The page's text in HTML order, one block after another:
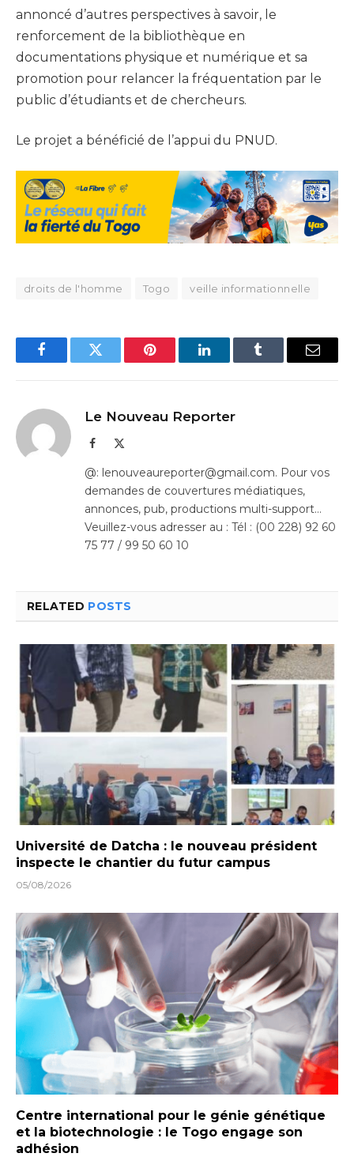
annoncé d’autres perspectives à savoir, le
renforcement de la bibliothèque en
documentations physique et numérique et sa
promotion pour relancer la fréquentation par le
public d’étudiants et de chercheurs.
Le projet a bénéficié de l’appui du PNUD.
droits de l'homme Togo veille informationnelle
FacebookTwitter Pinterest LinkedInTumblr Email
Le Nouveau Reporter
Facebook
@: lenouveaureporter@gmail.com. Pour vos
demandes de couvertures médiatiques,
annonces, pub, productions multi-support…
Veuillez-vous adresser au : Tél : (00 228) 92 60
75 77 / 99 50 60 10
RELATED POSTS
Université de Datcha : le nouveau président
inspecte le chantier du futur campus
05/08/2026
Centre international pour le génie génétique
et la biotechnologie : le Togo engage son
adhésion